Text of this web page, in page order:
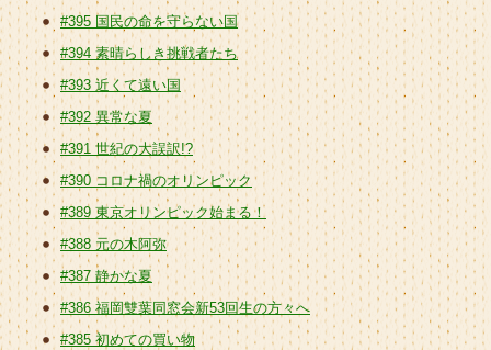
#395 国民の命を守らない国
#394 素晴らしき挑戦者たち
#393 近くて遠い国
#392 異常な夏
#391 世紀の大誤訳!?
#390 コロナ禍のオリンピック
#389 東京オリンピック始まる！
#388 元の木阿弥
#387 静かな夏
#386 福岡雙葉同窓会新53回生の方々へ
#385 初めての買い物